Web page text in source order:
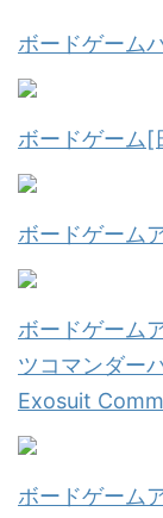
ボードゲーム
ボードゲーム[
ボードゲーム
ボードゲーム
ツコマンダー
Exosuit
ボードゲーム